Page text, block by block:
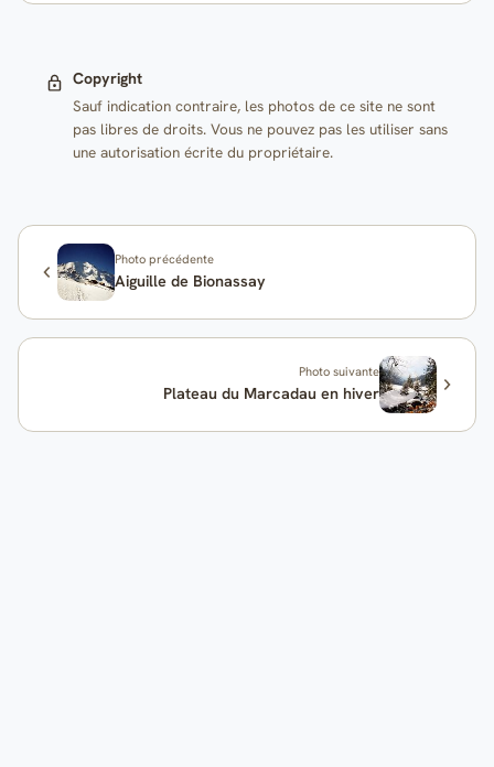
Copyright
Sauf indication contraire, les photos de ce site ne sont
pas libres de droits. Vous ne pouvez pas les utiliser sans
une autorisation écrite du propriétaire.
Photo précédente
Aiguille de Bionassay
Photo suivante
Plateau du Marcadau en hiver